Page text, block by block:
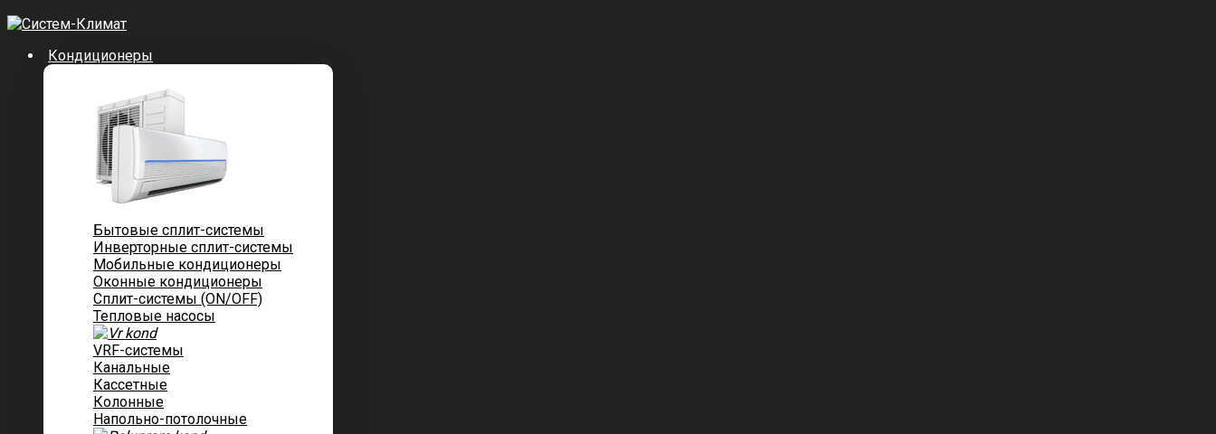
Кондиционеры
Бытовые сплит-системы
Инверторные сплит-системы
Мобильные кондиционеры
Оконные кондиционеры
Сплит-системы (ON/OFF)
Тепловые насосы
VRF-системы
Канальные
Касcетные
Колонные
Напольно-потолочные